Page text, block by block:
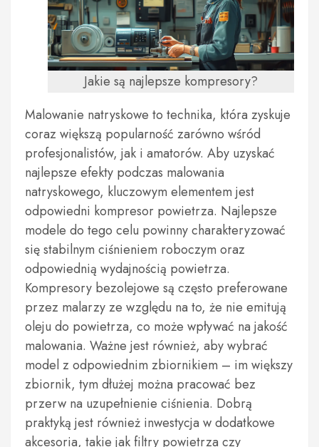
Jakie są najlepsze kompresory?
Malowanie natryskowe to technika, która zyskuje
coraz większą popularność zarówno wśród
profesjonalistów, jak i amatorów. Aby uzyskać
najlepsze efekty podczas malowania
natryskowego, kluczowym elementem jest
odpowiedni kompresor powietrza. Najlepsze
modele do tego celu powinny charakteryzować
się stabilnym ciśnieniem roboczym oraz
odpowiednią wydajnością powietrza.
Kompresory bezolejowe są często preferowane
przez malarzy ze względu na to, że nie emitują
oleju do powietrza, co może wpływać na jakość
malowania. Ważne jest również, aby wybrać
model z odpowiednim zbiornikiem – im większy
zbiornik, tym dłużej można pracować bez
przerw na uzupełnienie ciśnienia. Dobrą
praktyką jest również inwestycja w dodatkowe
akcesoria, takie jak filtry powietrza czy